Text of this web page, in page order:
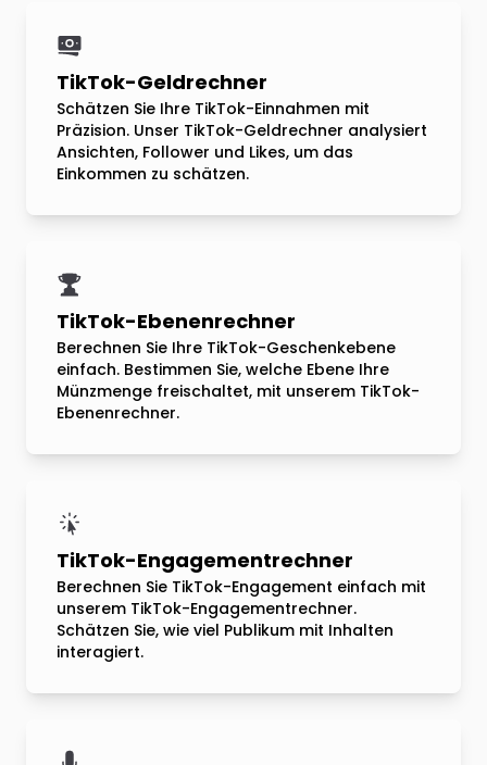
TikTok-Geldrechner
Schätzen Sie Ihre TikTok-Einnahmen mit
Präzision. Unser TikTok-Geldrechner analysiert
Ansichten, Follower und Likes, um das
Einkommen zu schätzen.
TikTok-Ebenenrechner
Berechnen Sie Ihre TikTok-Geschenkebene
einfach. Bestimmen Sie, welche Ebene Ihre
Münzmenge freischaltet, mit unserem TikTok-
Ebenenrechner.
TikTok-Engagementrechner
Berechnen Sie TikTok-Engagement einfach mit
unserem TikTok-Engagementrechner.
Schätzen Sie, wie viel Publikum mit Inhalten
interagiert.